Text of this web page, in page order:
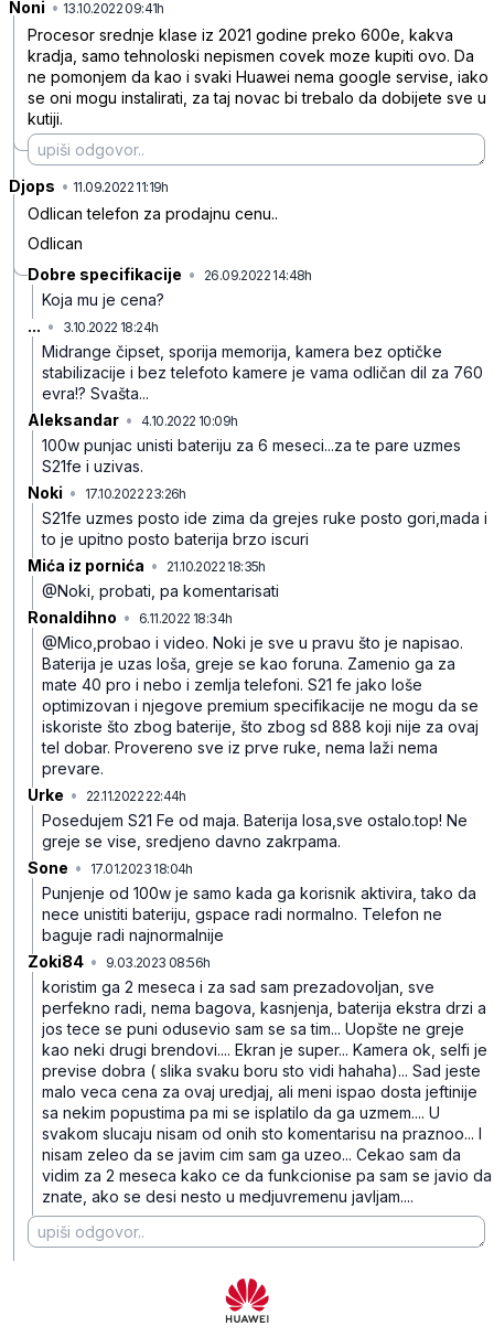
Noni • 13.10.2022 09:41h
Procesor srednje klase iz 2021 godine preko 600e, kakva
kradja, samo tehnoloski nepismen covek moze kupiti ovo. Da
ne pomonjem da kao i svaki Huawei nema google servise, iako
se oni mogu instalirati, za taj novac bi trebalo da dobijete sve u
kutiji.
Djops • 11.09.2022 11:19h
Odlican telefon za prodajnu cenu..
Odlican
Dobre specifikacije • 26.09.2022 14:48h
Koja mu je cena?
... • 3.10.2022 18:24h
Midrange čipset, sporija memorija, kamera bez optičke
stabilizacije i bez telefoto kamere je vama odličan dil za 760
evra!? Svašta...
Aleksandar • 4.10.2022 10:09h
100w punjac unisti bateriju za 6 meseci...za te pare uzmes
S21fe i uzivas.
Noki • 17.10.2022 23:26h
S21fe uzmes posto ide zima da grejes ruke posto gori,mada i
to je upitno posto baterija brzo iscuri
Mića iz pornića • 21.10.2022 18:35h
@Noki, probati, pa komentarisati
Ronaldihno • 6.11.2022 18:34h
@Mico,probao i video. Noki je sve u pravu što je napisao.
Baterija je uzas loša, greje se kao foruna. Zamenio ga za
mate 40 pro i nebo i zemlja telefoni. S21 fe jako loše
optimizovan i njegove premium specifikacije ne mogu da se
iskoriste što zbog baterije, što zbog sd 888 koji nije za ovaj
tel dobar. Provereno sve iz prve ruke, nema laži nema
prevare.
Urke • 22.11.2022 22:44h
Posedujem S21 Fe od maja. Baterija losa,sve ostalo.top! Ne
greje se vise, sredjeno davno zakrpama.
Sone • 17.01.2023 18:04h
Punjenje od 100w je samo kada ga korisnik aktivira, tako da
nece unistiti bateriju, gspace radi normalno. Telefon ne
baguje radi najnormalnije
Zoki84 • 9.03.2023 08:56h
koristim ga 2 meseca i za sad sam prezadovoljan, sve
perfekno radi, nema bagova, kasnjenja, baterija ekstra drzi a
jos tece se puni odusevio sam se sa tim... Uopšte ne greje
kao neki drugi brendovi.... Ekran je super... Kamera ok, selfi je
previse dobra ( slika svaku boru sto vidi hahaha)... Sad jeste
malo veca cena za ovaj uredjaj, ali meni ispao dosta jeftinije
sa nekim popustima pa mi se isplatilo da ga uzmem.... U
svakom slucaju nisam od onih sto komentarisu na praznoo... I
nisam zeleo da se javim cim sam ga uzeo... Cekao sam da
vidim za 2 meseca kako ce da funkcionise pa sam se javio da
znate, ako se desi nesto u medjuvremenu javljam....